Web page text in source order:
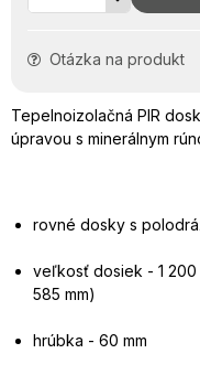
Otázka na produkt
Tepelnoizolačná PIR
úpravou s minerálnym
rovné dosky s
veľkosť dosiek - 1 200
585 mm)
hrúbka - 60 mm